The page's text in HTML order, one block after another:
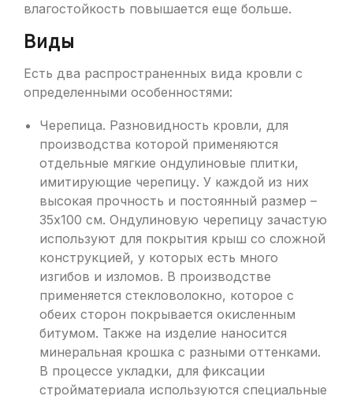
влагостойкость повышается еще больше.
Виды
Есть два распространенных вида кровли с
определенными особенностями:
Черепица. Разновидность кровли, для
производства которой применяются
отдельные мягкие ондулиновые плитки,
имитирующие черепицу. У каждой из них
высокая прочность и постоянный размер –
35х100 см. Ондулиновую черепицу зачастую
используют для покрытия крыш со сложной
конструкцией, у которых есть много
изгибов и изломов. В производстве
применяется стекловолокно, которое с
обеих сторон покрывается окисленным
битумом. Также на изделие наносится
минеральная крошка с разными оттенками.
В процессе укладки, для фиксации
стройматериала используются специальные